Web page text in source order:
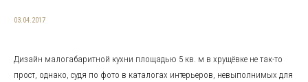
03.04.2017
Дизайн малогабаритной кухни площадью 5 кв. м в хрущёвке не так-то
прост, однако, судя по фото в каталогах интерьеров, невыполнимых для